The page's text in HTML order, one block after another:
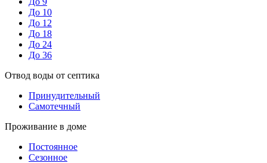
До 10
До 12
До 18
До 24
До 36
Отвод воды от септика
Принудительный
Самотечный
Проживание в доме
Постоянное
Сезонное